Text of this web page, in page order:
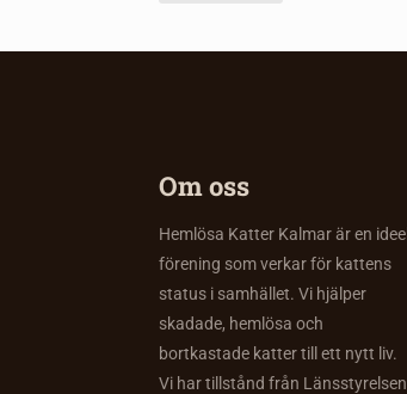
Om oss
Hemlösa Katter Kalmar är en ideell
förening som verkar för kattens
status i samhället. Vi hjälper
skadade, hemlösa och
bortkastade katter till ett nytt liv.
Vi har tillstånd från Länsstyrelsen